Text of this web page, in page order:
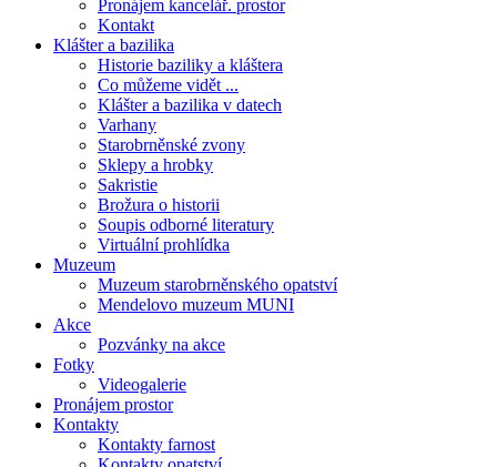
Pronájem kancelář. prostor
Kontakt
Klášter a bazilika
Historie baziliky a kláštera
Co můžeme vidět ...
Klášter a bazilika v datech
Varhany
Starobrněnské zvony
Sklepy a hrobky
Sakristie
Brožura o historii
Soupis odborné literatury
Virtuální prohlídka
Muzeum
Muzeum starobrněnského opatství
Mendelovo muzeum MUNI
Akce
Pozvánky na akce
Fotky
Videogalerie
Pronájem prostor
Kontakty
Kontakty farnost